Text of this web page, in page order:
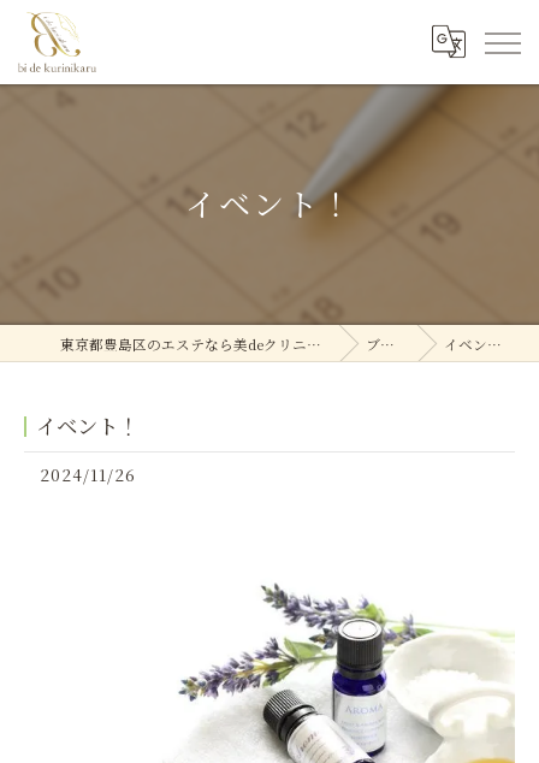
イベント！
東京都豊島区のエステなら美deクリニカル ブログ イベント！
イベント！
2024/11/26